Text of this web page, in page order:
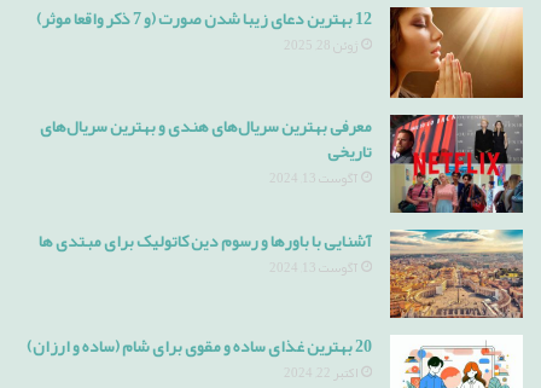
12 بهترین دعای زیبا شدن صورت (و 7 ذکر واقعا موثر)
ژوئن 28, 2025
معرفی بهترین سریال‌های هندی و بهترین سریال‌های
تاریخی
آگوست 13, 2024
آشنایی با باورها و رسوم دین کاتولیک برای مبتدی ها
آگوست 13, 2024
20 بهترین غذای ساده و مقوی برای شام (ساده و ارزان)
اکتبر 22, 2024